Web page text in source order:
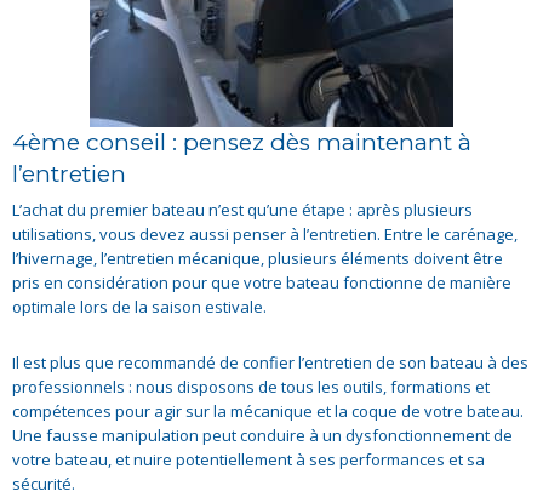
4ème conseil : pensez dès maintenant à
l’entretien
L’achat du premier bateau n’est qu’une étape : après plusieurs
utilisations, vous devez aussi penser à l’entretien. Entre le carénage,
l’hivernage, l’entretien mécanique, plusieurs éléments doivent être
pris en considération pour que votre bateau fonctionne de manière
optimale lors de la saison estivale.
Il est plus que recommandé de confier l’entretien de son bateau à des
professionnels : nous disposons de tous les outils, formations et
compétences pour agir sur la mécanique et la coque de votre bateau.
Une fausse manipulation peut conduire à un dysfonctionnement de
votre bateau, et nuire potentiellement à ses performances et sa
sécurité.